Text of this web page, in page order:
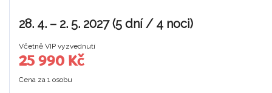
28. 4. – 2. 5. 2027 (5 dní / 4 noci)
Včetně VIP vyzvednutí
25 990 Kč
Cena za 1 osobu